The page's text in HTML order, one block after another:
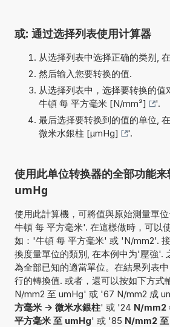
或: 通过选择列表使用计算器
从选择列表中选择正确的类别,
然后输入您要转换的值.
从选择列表中，选择要转换的
牛頓 每 平方毫米 [N/mm²]
'.
最后选择要转换到的值的单位,
微米水銀柱 [µmHg]
'.
使用此单位转换器的全部功能
umHg
使用此計算機，可將值與原始測量單
牛頓 每 平方毫米'. 在這樣做時，可以
如：'牛頓 每 平方毫米' 或 'N/mm2'.
換度量單位的類別, 在本例中为'壓強'.
為全部已知的適當單位。在結果列表
行的轉換值. 或者，還可以按如下方式
N/mm2 至 umHg' 或 '67 N/mm2 成
方毫米 -> 微米水銀柱' 或 '24 N/mm2
平方毫米 至 umHg' 或 '85 N/mm2 至